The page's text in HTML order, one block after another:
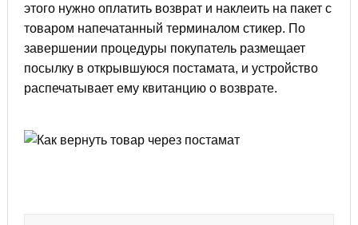
этого нужно оплатить возврат и наклеить на пакет с
товаром напечатанный терминалом стикер. По
завершении процедуры покупатель размещает
посылку в открывшуюся постамата, и устройство
распечатывает ему квитанцию о возврате.